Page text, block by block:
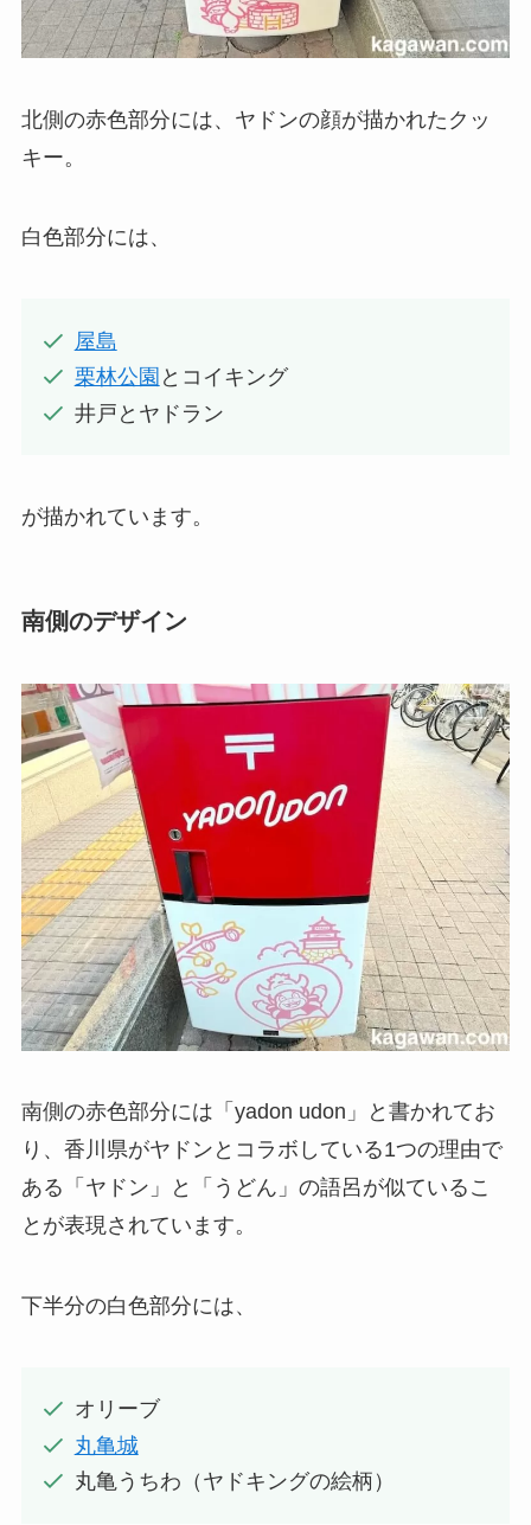
北側の赤色部分には、ヤドンの顔が描かれたクッ
キー。
白色部分には、
屋島
栗林公園 とコイキング
井戸とヤドラン
が描かれています。
南側のデザイン
南側の赤色部分には「yadon udon」と書かれてお
り、香川県がヤドンとコラボしている1つの理由で
ある「ヤドン」と「うどん」の語呂が似ているこ
とが表現されています。
下半分の白色部分には、
オリーブ
丸亀城
丸亀うちわ（ヤドキングの絵柄）